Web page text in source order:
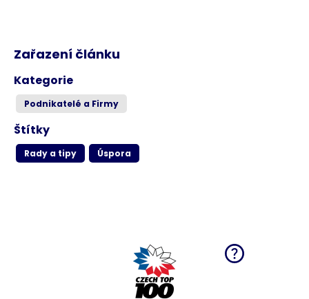
Zařazení článku
Kategorie
Podnikatelé a Firmy
Štítky
Rady a tipy Úspora